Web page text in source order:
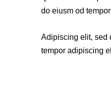
do eiusm od
Adipiscing elit, sed
tempor adipiscing